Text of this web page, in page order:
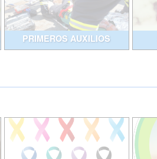
PRIMEROS AUXILIOS